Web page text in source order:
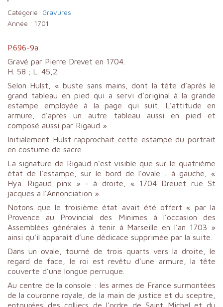
Catégorie: Gravures
Année : 1701
P.696-9a
Gravé par Pierre Drevet en 1704.
H. 58 ; L. 45,2.
Selon Hulst, « buste sans mains, dont la tête d’après le
grand tableau en pied qui a servi d’original à la grande
estampe employée à la page qui suit. L’attitude en
armure, d’après un autre tableau aussi en pied et
composé aussi par Rigaud ».
Initialement Hulst rapprochait cette estampe du portrait
en costume de sacre.
La signature de Rigaud n’est visible que sur le quatrième
état de l’estampe, sur le bord de l’ovale : à gauche, «
Hya. Rigaud pinx » - à droite, « 1704 Dreuet rue St
jacques a l’Annonciation ».
Notons que le troisième état avait été offert « par la
Provence au Provincial des Minimes à l’occasion des
Assemblées générales à tenir à Marseille en l’an 1703 »
ainsi qu’il apparaît d’une dédicace supprimée par la suite.
Dans un ovale, tourné de trois quarts vers la droite, le
regard de face, le roi est revêtu d’une armure, la tête
couverte d’une longue perruque.
Au centre de la console : les armes de France surmontées
de la couronne royale, de la main de justice et du sceptre,
entourées des colliers de l’ordre de Saint Michel et du